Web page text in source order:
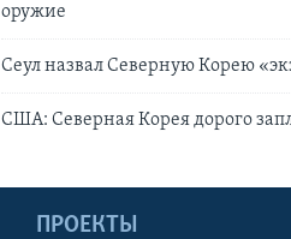
оружие
Сеул назвал Северную Корею
США: Северная Корея дорого
ПРОЕКТЫ